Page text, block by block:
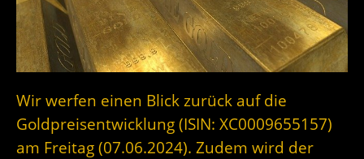
Wir werfen einen Blick zurück auf die
Goldpreisentwicklung (ISIN: XC0009655157)
am Freitag (07.06.2024). Zudem wird der